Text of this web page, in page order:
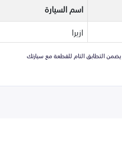
اسم السيارة
ازيرا